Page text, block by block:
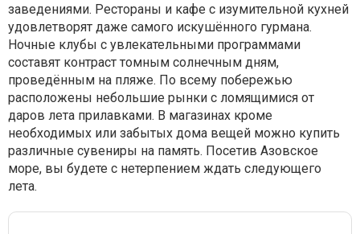
заведениями. Рестораны и кафе с изумительной кухней
удовлетворят даже самого искушённого гурмана.
Ночные клубы с увлекательными программами
составят контраст томным солнечным дням,
проведённым на пляже. По всему побережью
расположены небольшие рынки с ломящимися от
даров лета прилавками. В магазинах кроме
необходимых или забытых дома вещей можно купить
различные сувениры на память. Посетив Азовское
море, вы будете с нетерпением ждать следующего
лета.